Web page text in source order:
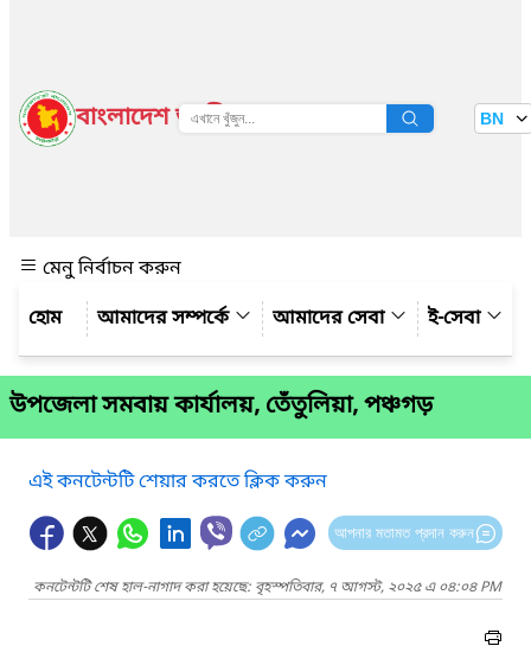
বাংলাদেশ জাতীয় তথ্য বাতায়ন BN
মেনু নির্বাচন করুন
আমাদের সম্পর্কে
আমাদের সেবা ই-সেবা
উপ‌জেলা সমবায় কার্যালয়, তেঁতুলিয়া, পঞ্চগড়
এই কনটেন্টটি শেয়ার করতে ক্লিক করুন
আপনার মতামত প্রদান করুন
কনটেন্টটি শেষ হাল-নাগাদ করা হয়েছে: বৃহস্পতিবার, ৭ আগস্ট, ২০২৫ এ ০৪:০৪ PM